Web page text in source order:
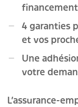
4 garanties
et vos
Une
votre
L’assurance-